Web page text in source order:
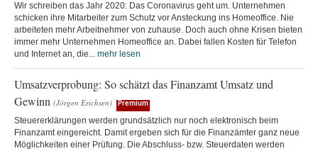
Wir schreiben das Jahr 2020: Das Coronavirus geht um. Unternehmen
schicken ihre Mitarbeiter zum Schutz vor Ansteckung ins Homeoffice. Nie
arbeiteten mehr Arbeitnehmer von zuhause. Doch auch ohne Krisen bieten
immer mehr Unternehmen Homeoffice an. Dabei fallen Kosten für Telefon
und Internet an, die... mehr lesen
Umsatzverprobung: So schätzt das Finanzamt Umsatz und
Gewinn (Jörgen Erichsen) Premium
Steuererklärungen werden grundsätzlich nur noch elektronisch beim
Finanzamt eingereicht. Damit ergeben sich für die Finanzämter ganz neue
Möglichkeiten einer Prüfung. Die Abschluss- bzw. Steuerdaten werden